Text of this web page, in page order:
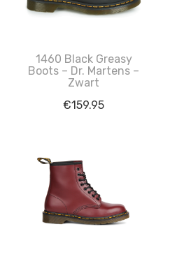
1460 Black Greasy
Boots – Dr. Martens –
Zwart
€159.95